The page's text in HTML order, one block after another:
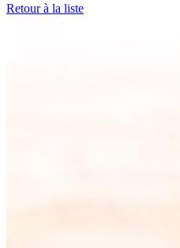
Retour à la liste